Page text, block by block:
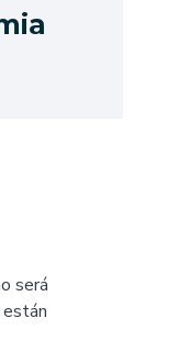
será